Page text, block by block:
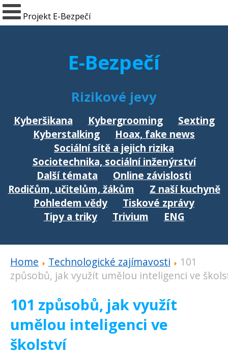
Projekt E-Bezpečí
E-Bezpečí
Rizikové jevy
Kyberšikana Kybergrooming
Sexting
Kyberstalking
Hoax, fake news
Sociální sítě a jejich rizika
Sociotechnika, sociální inženýrství
Další témata
Online závislosti
Rodičům, učitelům, žákům
Z naší kuchyně
Pohledem vědy
Tiskové zprávy
Tipy a triky
Trivium ENG
Home Technologické zajímavosti
101
způsobů, jak využít umělou inteligenci ve
101 způsobů, jak využít
umělou inteligenci ve
školství